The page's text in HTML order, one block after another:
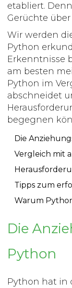
etabliert.
Gerüchte
Wir werden
Python
Erkenntnisse
am besten
Python im
abschneidet
begegnen
Die
Vergleich mit
Tipps zum
Warum
Die
Python
Python hat in